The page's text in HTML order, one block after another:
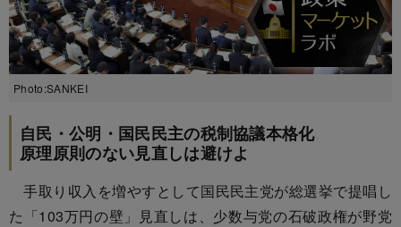
Photo:SANKEI
自民・公明・国民民主の税制協議本格化
原理原則のない見直しは避けよ
手取り収入を増やすとして国民民主党が総選挙で提唱し
た「103万円の壁」見直しは、少数与党の石破政権が野党